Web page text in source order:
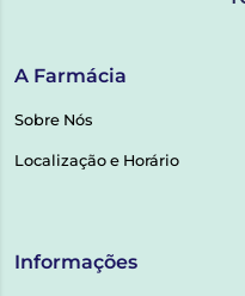
A Farmácia
Sobre Nós
Localização e Horário
Informações